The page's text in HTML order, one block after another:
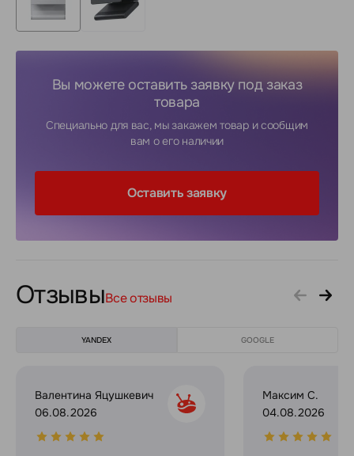
Вы можете оставить заявку под заказ
товара
Специально для вас, мы закажем товар и сообщим
вам о его наличии
Оставить заявку
ОтзывыВсе отзывы
YANDEX GOOGLE
Валентина Яцушкевич
06.08.2026
Максим С.
04.08.2026